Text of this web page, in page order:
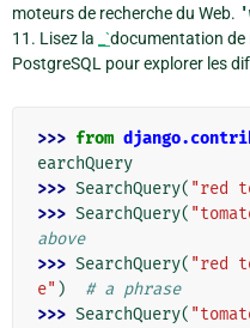
moteurs de recherche du Web.
11. Lisez la
_`documentation de
PostgreSQL pour explorer les
>>> from
earchQuery
>>> SearchQuery( "red
>>> SearchQuery(
above
>>> SearchQuery( "red
e" )
# a phrase
>>> SearchQuery(